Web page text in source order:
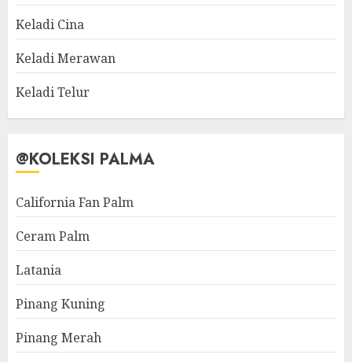
Keladi Cina
Keladi Merawan
Keladi Telur
@KOLEKSI PALMA
California Fan Palm
Ceram Palm
Latania
Pinang Kuning
Pinang Merah